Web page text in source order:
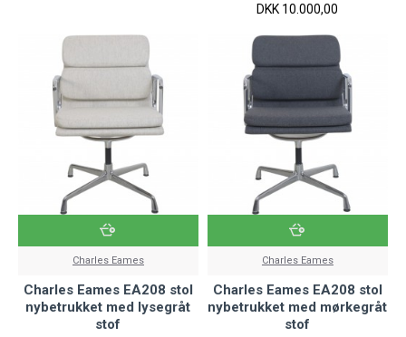
DKK 10.000,00
Charles Eames
Charles Eames EA208 stol
nybetrukket med lysegråt
stof
Charles Eames
Charles Eames EA208 stol
nybetrukket med mørkegråt
stof